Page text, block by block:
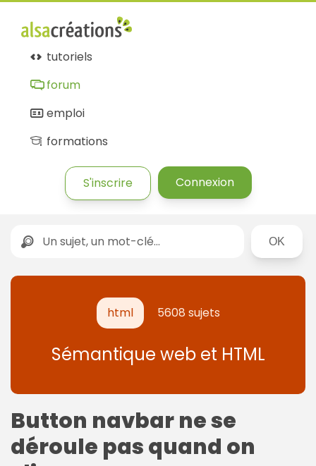
tutoriels
forum
emploi
formations
S'inscrire Connexion
Rechercher
html 5608 sujets
Sémantique web et HTML
Button navbar ne se
déroule pas quand on